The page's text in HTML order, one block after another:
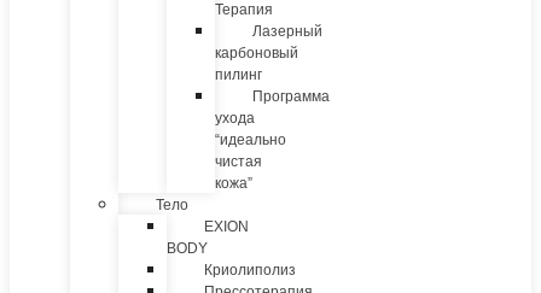
Терапия
Лазерный
карбоновый
пилинг
Программа
ухода
“идеально
чистая
кожа”
Тело
EXION
BODY
Криолиполиз